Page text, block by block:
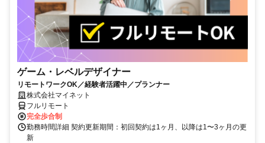
ゲーム・レベルデザイナー
リモートワークOK／経験者活躍中／プランナー
株式会社マイネット
フルリモート
完全歩合制
勤務時間詳細 契約更新期間：初回契約は1ヶ月、以降は1〜3ヶ月の更
新